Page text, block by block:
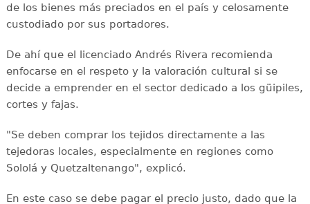
de los bienes más preciados en el país y celosamente
custodiado por sus portadores.
De ahí que el licenciado Andrés Rivera recomienda
enfocarse en el respeto y la valoración cultural si se
decide a emprender en el sector dedicado a los güipiles,
cortes y fajas.
"Se deben comprar los tejidos directamente a las
tejedoras locales, especialmente en regiones como
Sololá y Quetzaltenango", explicó.
En este caso se debe pagar el precio justo, dado que la